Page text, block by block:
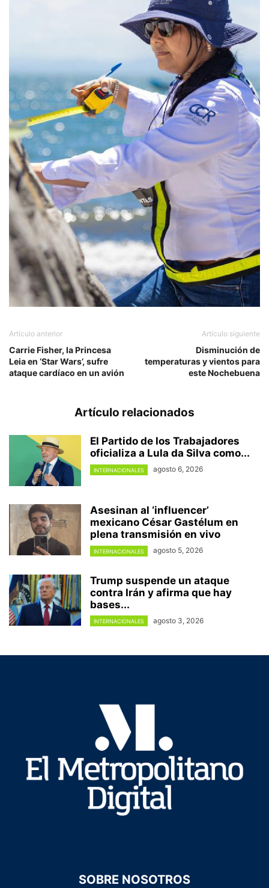
Artículo anterior
Carrie Fisher, la Princesa
Leia en ‘Star Wars’, sufre
ataque cardíaco en un avión
Artículo siguiente
Disminución de
temperaturas y vientos para
este Nochebuena
Artículo relacionados
El Partido de los Trabajadores
oficializa a Lula da Silva como...
INTERNACIONALES agosto 6, 2026
Asesinan al ‘influencer’
mexicano César Gastélum en
plena transmisión en vivo
INTERNACIONALES agosto 5, 2026
Trump suspende un ataque
contra Irán y afirma que hay
bases...
INTERNACIONALES agosto 3, 2026
SOBRE NOSOTROS